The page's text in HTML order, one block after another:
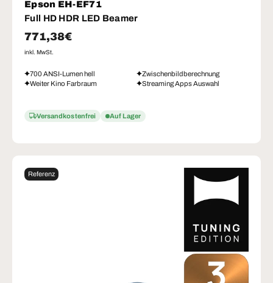
Epson EH-EF71
Full HD HDR LED Beamer
Normaler Preis
771,38€
inkl. MwSt.
700 ANSI-Lumen hell
Zwischenbildberechnung
Weiter Kino Farbraum
Streaming Apps Auswahl
Versandkostenfrei Auf Lager
Referenz